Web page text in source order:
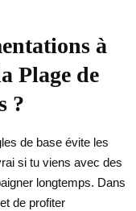
à
Plage de
?
de base évite les
si tu viens avec des
longtemps. Dans
de profiter